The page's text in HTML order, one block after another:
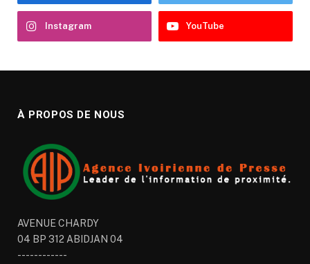
Instagram YouTube
À PROPOS DE NOUS
AVENUE CHARDY
04 BP 312 ABIDJAN 04
------------